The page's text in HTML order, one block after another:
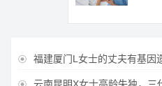
 福建厦门L女士的丈夫有基因
 云南昆明X女士高龄失独，三